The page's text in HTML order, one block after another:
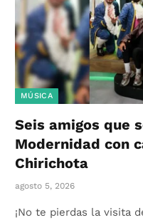
MÚSICA
Seis amigos que
Modernidad con
Chirichota
agosto 5, 2026
¡No te pierdas la visita